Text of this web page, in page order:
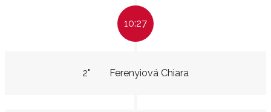
10:27
Ferenyiová Chiara
2"